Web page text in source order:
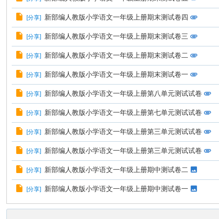
[分享] 新部编人教版小学语文一年级上册期末测试卷四
[分享] 新部编人教版小学语文一年级上册期末测试卷三
[分享] 新部编人教版小学语文一年级上册期末测试卷二
[分享] 新部编人教版小学语文一年级上册期末测试卷一
[分享] 新部编人教版小学语文一年级上册第八单元测试试卷
[分享] 新部编人教版小学语文一年级上册第七单元测试试卷
[分享] 新部编人教版小学语文一年级上册第三单元测试试卷
[分享] 新部编人教版小学语文一年级上册第三单元测试试卷
[分享] 新部编人教版小学语文一年级上册期中测试卷二
[分享] 新部编人教版小学语文一年级上册期中测试卷一